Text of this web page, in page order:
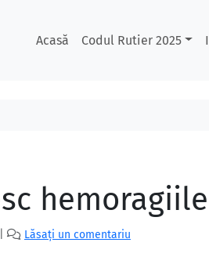
Acasă Codul Rutier 2025
Lăsați un comentariu